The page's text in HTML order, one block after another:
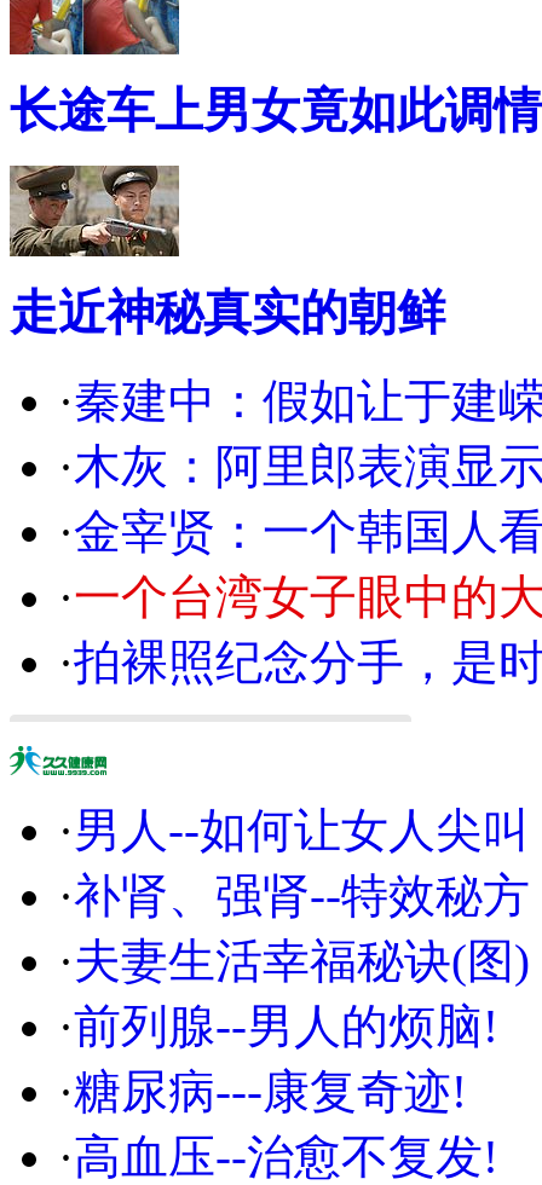
长途车上男女竟如此调情
走近神秘真实的朝鲜
·秦建中：假如让于建
·木灰：阿里郎表演显
·金宰贤：一个韩国人
·一个台湾女子眼中的
·拍裸照纪念分手，是
·男人--如何让女人尖叫
·补肾、强肾--特效秘方
·夫妻生活幸福秘诀(图)
·前列腺--男人的烦脑!
·糖尿病---康复奇迹!
·高血压--治愈不复发!